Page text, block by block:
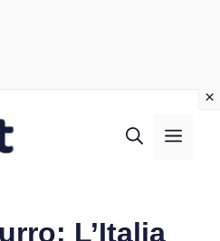
L’Italia